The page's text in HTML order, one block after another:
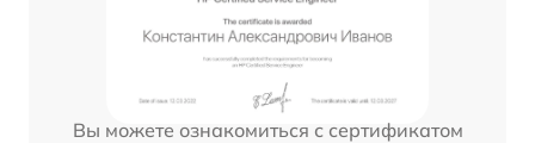
Вы можете ознакомиться с сертификатом